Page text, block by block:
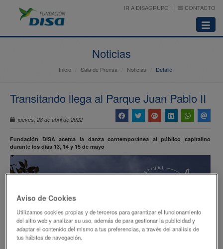
IR A DISAGRUPO
CONTACTO
Abrir
menú
Noticias
Inicio Sala de Prensa Noticias Detalle
Transitando llega al Parque Juan Pablo II
jueves, 28 de abril de 2022
Fundación DISA acerca la danza contemporánea al público capitalino
durante los días 13, 14 y 15 de mayo
Aviso de Cookies
Utilizamos cookies propias y de terceros para garantizar el funcionamiento
del sitio web y analizar su uso, además de para gestionar la publicidad y
adaptar el contenido del mismo a tus preferencias, a través del análisis de
tus hábitos de navegación.